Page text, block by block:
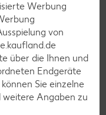
Region.
Werbung
von
über die Ihnen und
Endgeräte
Sie einzelne
weitere Angaben zu